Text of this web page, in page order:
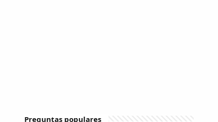
Preguntas populares